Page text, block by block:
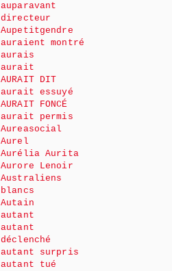
auparavant
directeur
Aupetitgendre
auraient montré
aurais
aurait
AURAIT DIT
aurait essuyé
AURAIT FONCÉ
aurait permis
Aureasocial
Aurel
Aurélia Aurita
Aurore Lenoir
Australiens
blancs
Autain
autant
autant
déclenché
autant surpris
autant tué